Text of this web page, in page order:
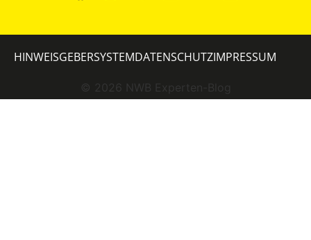
© 2026 NWB Experten-Blog
HINWEISGEBERSYSTEMDATENSCHUTZIMPRESSUM